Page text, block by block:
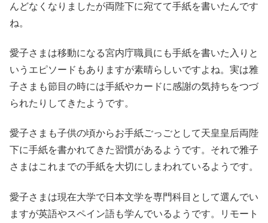
んどなくなりましたが両陛下に宛てて手紙を書いたんです
ね。
愛子さまは移動になる宮内庁職員にも手紙を書いた入りと
いうエピソードもありますが素晴らしいですよね。実は雅
子さまも節目の時には手紙やカードに感謝の気持ちをつづ
られたりしてきたようです。
愛子さまも子供の頃からお手紙ごっごとして天皇皇后両陛
下に手紙を書かれてきた習慣があるようです。それで雅子
さまはこれまでの手紙を大切にしまわれているようです。
愛子さまは現在大学で日本文学を専門科目として選んでい
ますが英語やスペイン語も学んでいるようです。リモート